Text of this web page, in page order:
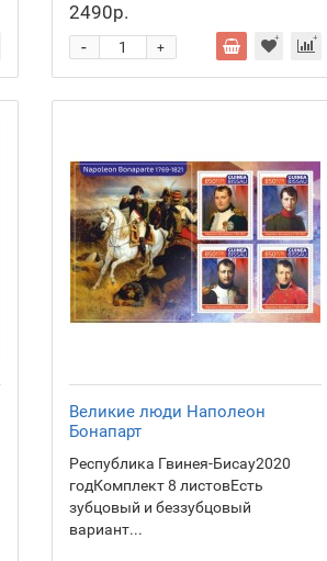
2490р.
+
-
Великие люди Наполеон
Бонапарт
Республика Гвинея-Бисау2020
годКомплект 8 листовЕсть
зубцовый и беззубцовый
вариант...